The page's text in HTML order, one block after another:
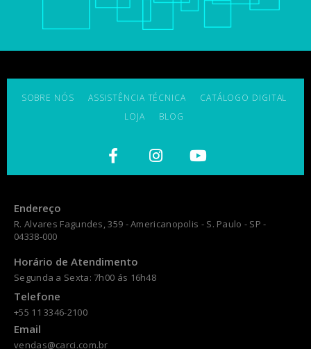
SOBRE NÓS ASSISTÊNCIA TÉCNICA
CATÁLOGO DIGITAL
LOJA
BLOG
Endereço
R. Alvares Fagundes, 359 - Americanopolis - S. Paulo - SP -
04338-000
Horário de Atendimento
Segunda a Sexta: 7h00 ás 16h48
Telefone
+55 11 3346-2100
Email
vendas@carci.com.br